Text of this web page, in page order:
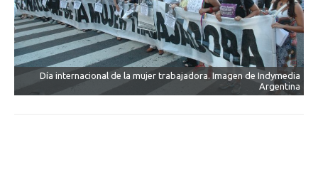
Día internacional de la mujer trabajadora. Imagen de Indymedia
Argentina